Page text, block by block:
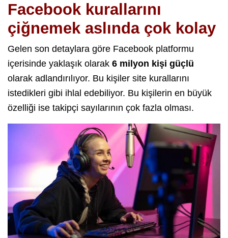
Facebook kurallarını
çiğnemek aslında çok kolay
Gelen son detaylara göre Facebook platformu
içerisinde yaklaşık olarak 6 milyon kişi güçlü
olarak adlandırılıyor. Bu kişiler site kurallarını
istedikleri gibi ihlal edebiliyor. Bu kişilerin en büyük
özelliği ise takipçi sayılarının çok fazla olması.